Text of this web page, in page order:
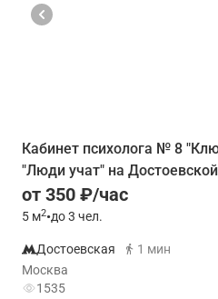
Кабинет психолога № 8
"Люди учат" на Достоевской
от 350 ₽/час
5 м2•до 3 чел.
Достоевская
1 мин
Москва
1535